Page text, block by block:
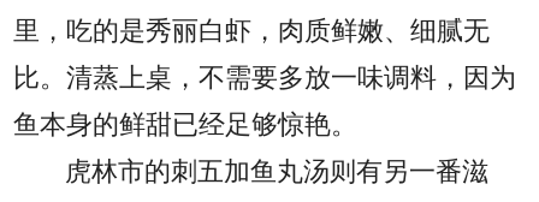
里，吃的是秀丽白虾，肉质鲜嫩、细腻无
比。清蒸上桌，不需要多放一味调料，因为
鱼本身的鲜甜已经足够惊艳。
虎林市的刺五加鱼丸汤则有另一番滋